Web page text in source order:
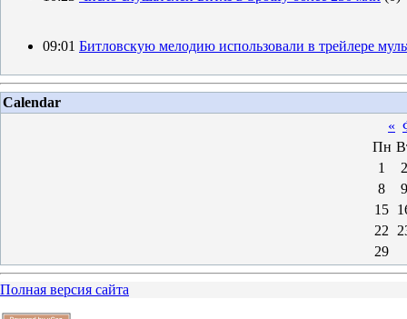
09:01 Битловскую мелодию использовали в трейлере
Calendar
«
Пн
1
2
8
9
15
22
29
Полная версия сайта